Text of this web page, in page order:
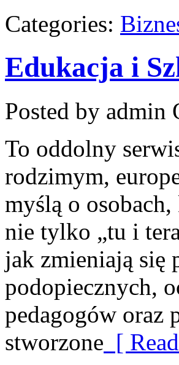
Categories:
Edukacja i
Posted by admin
To oddolny
rodzimym,
myślą o
nie tylko „tu i
jak zmieniają się
podopiecznych,
pedagogów oraz
stworzone [